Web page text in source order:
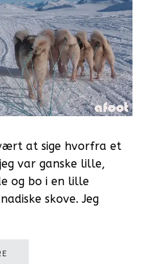
at sige hvorfra et
var ganske lille,
og bo i en lille
skove. Jeg